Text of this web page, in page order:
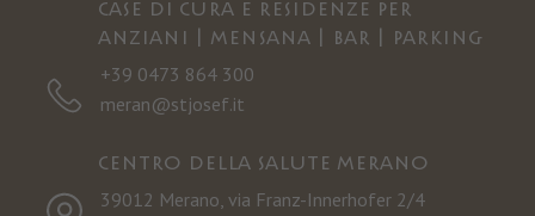
Case di cura e residenze per
anziani | Mensana | Bar | Parking
+39 0473 864 300
meran@stjosef.it
Centro della salute Merano
39012 Merano, via Franz-Innerhofer 2/4